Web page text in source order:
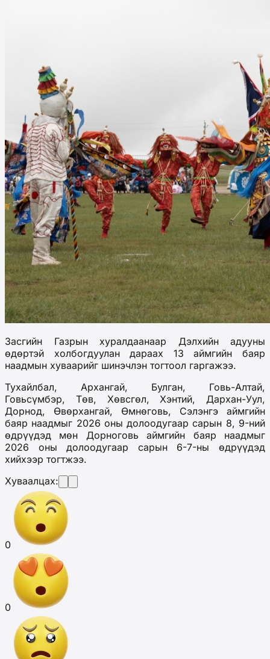
Засгийн Газрын хуралдаанаар Дэлхийн адууны
өдөртэй холбогдуулан дараах 13 аймгийн баяр
наадмын хуваарийг шинэчлэн тогтоол гаргажээ.
Тухайлбал, Архангай, Булган, Говь-Алтай,
Говьсүмбэр, Төв, Хөвсгөл, Хэнтий, Дархан-Уул,
Дорнод, Өвөрхангай, Өмнөговь, Сэлэнгэ аймгийн
баяр наадмыг 2026 оны долоодугаар сарын 8, 9-ний
өдрүүдэд мөн Дорноговь аймгийн баяр наадмыг
2026 оны долоодугаар сарын 6-7-ны өдрүүдэд
хийхээр тогтжээ.
Хуваалцах:
0
0